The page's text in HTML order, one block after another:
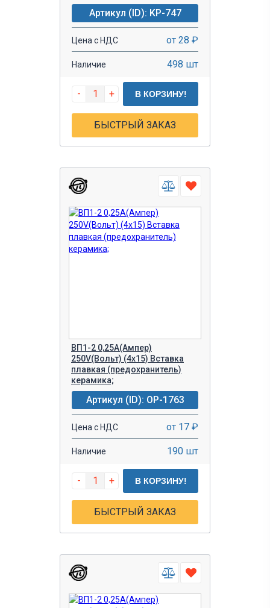
Артикул (ID): KP-747
Цена с НДС от 28 ₽
Наличие 498 шт
- + В КОРЗИНУ!
БЫСТРЫЙ ЗАКАЗ
ВП1-2 0,25A(Ампер)
250V(Вольт) (4x15) Вставка
плавкая (предохранитель)
керамика;
Артикул (ID): OP-1763
Цена с НДС от 17 ₽
Наличие 190 шт
- + В КОРЗИНУ!
БЫСТРЫЙ ЗАКАЗ